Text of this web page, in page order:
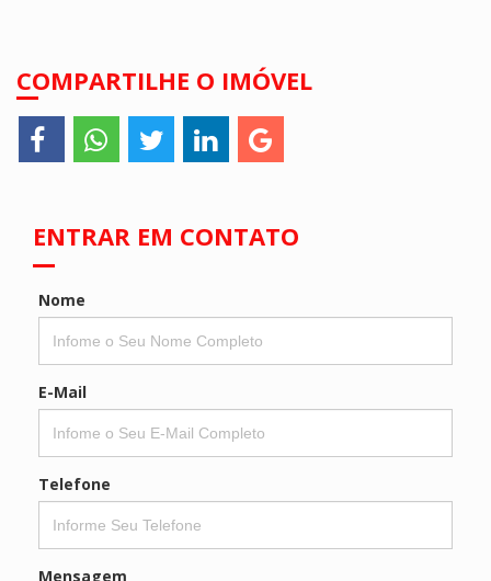
COMPARTILHE O IMÓVEL
ENTRAR EM CONTATO
Nome
E-Mail
Telefone
Mensagem